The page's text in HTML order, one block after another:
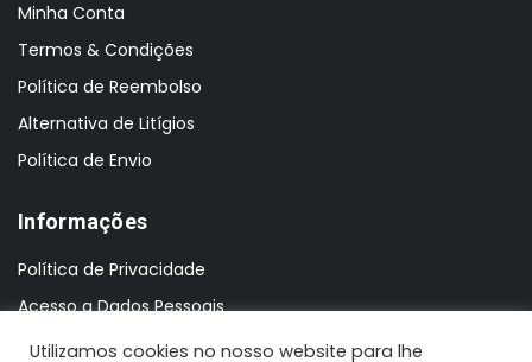
Minha Conta
Termos & Condições
Política de Reembolso
Alternativa de Litígios
Política de Envio
Informações
Política de Privacidade
Acesso a Dados Pessoais
Utilizamos cookies no nosso website para lhe